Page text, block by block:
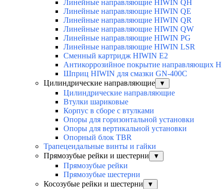
Линейные направляющие HIWIN QH
Линейные направляющие HIWIN QE
Линейные направляющие HIWIN QR
Линейные направляющие HIWIN QW
Линейные направляющие HIWIN PG
Линейные направляющие HIWIN LSR
Сменный картридж HIWIN E2
Антикоррозийное покрытие направляющих
Шприц HIWIN для смазки GN-400C
Цилиндрические направляющие
▼
Цилиндрические направляющие
Втулки шариковые
Корпус в сборе с втулками
Опоры для горизонтальной установки
Опоры для вертикальной установки
Опорный блок TBR
Трапецеидальные винты и гайки
Прямозубые рейки и шестерни
▼
Прямозубые рейки
Прямозубые шестерни
Косозубые рейки и шестерни
▼